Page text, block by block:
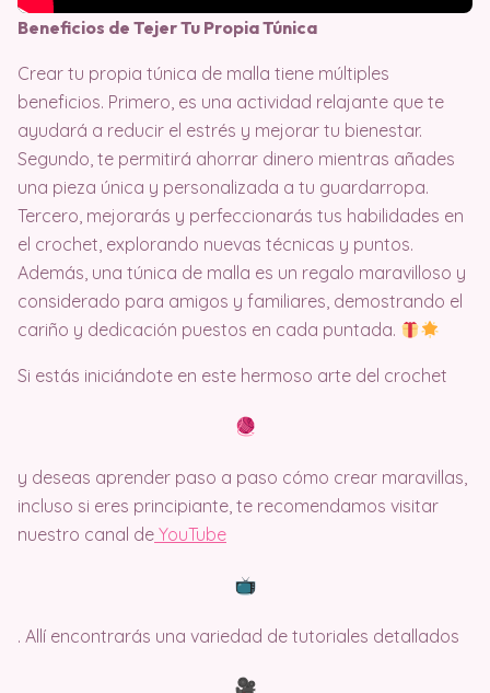
Beneficios de Tejer Tu Propia Túnica
Crear tu propia túnica de malla tiene múltiples
beneficios. Primero, es una actividad relajante que te
ayudará a reducir el estrés y mejorar tu bienestar.
Segundo, te permitirá ahorrar dinero mientras añades
una pieza única y personalizada a tu guardarropa.
Tercero, mejorarás y perfeccionarás tus habilidades en
el crochet, explorando nuevas técnicas y puntos.
Además, una túnica de malla es un regalo maravilloso y
considerado para amigos y familiares, demostrando el
cariño y dedicación puestos en cada puntada.
Si estás iniciándote en este hermoso arte del crochet
y deseas aprender paso a paso cómo crear maravillas,
incluso si eres principiante, te recomendamos visitar
nuestro canal de YouTube
. Allí encontrarás una variedad de tutoriales detallados